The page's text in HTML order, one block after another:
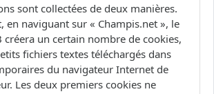
sont collectées de deux manières.
en naviguant sur « Champis.net », le
créera un certain nombre de cookies,
fichiers textes téléchargés dans
du navigateur Internet de
Les deux premiers cookies ne